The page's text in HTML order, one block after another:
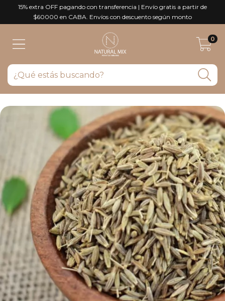
15% extra OFF pagando con transferencia | Envío gratis a partir de
$60000 en CABA. Envíos con descuento según monto
0